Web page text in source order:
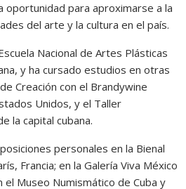
oportunidad para aproximarse a la
del arte y la cultura en el país.
Nacional de Artes Plásticas
y ha cursado estudios en otras
Creación con el Brandywine
Unidos, y el Taller
la capital cubana.
personales en la Bienal
Francia; en la Galería Viva México
el Museo Numismático de Cuba y